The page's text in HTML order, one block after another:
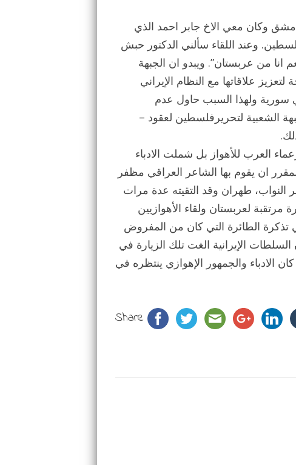
في دمشق وكان معي الاخ جابر احمد الذي
وعند اللقاء سألني الدكتور حبش
من عربستان”. ويبدو ان الجبهة
علاقاتها مع النظام الإيراني
ولهذا السبب حاول عدم
الشعبية لتحريرفلسطين لعقود –
العرب للأهواز بل شملت الادباء
ان يقوم بها الشاعر العراقي مظفر
2002. وقد زار مظفر النواب، طهران وقد التقيته عدة مرات
لعربستان ولقاء الأهوازيين
تذكرة الطائرة التي كان من المفروض
الإيرانية الغت تلك الزيارة في
الادباء والجمهور الإهوازي ينتظره في
Share